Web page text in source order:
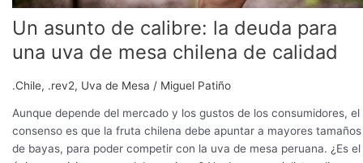
Un asunto de calibre: la deuda para
una uva de mesa chilena de calidad
.Chile, .rev2, Uva de Mesa / Miguel Patiño
Aunque depende del mercado y los gustos de los consumidores, el
consenso es que la fruta chilena debe apuntar a mayores tamaños
de bayas, para poder competir con la uva de mesa peruana. ¿Es el
calidad